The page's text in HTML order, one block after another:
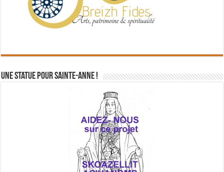
Une statue pour Sainte-Anne !